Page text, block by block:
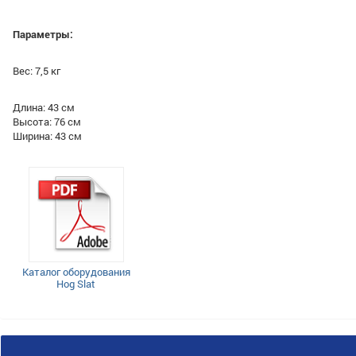
Параметры:
Вес: 7,5 кг
Длина: 43 см
Высота: 76 см
Ширина: 43 см
Каталог оборудования
Hog Slat